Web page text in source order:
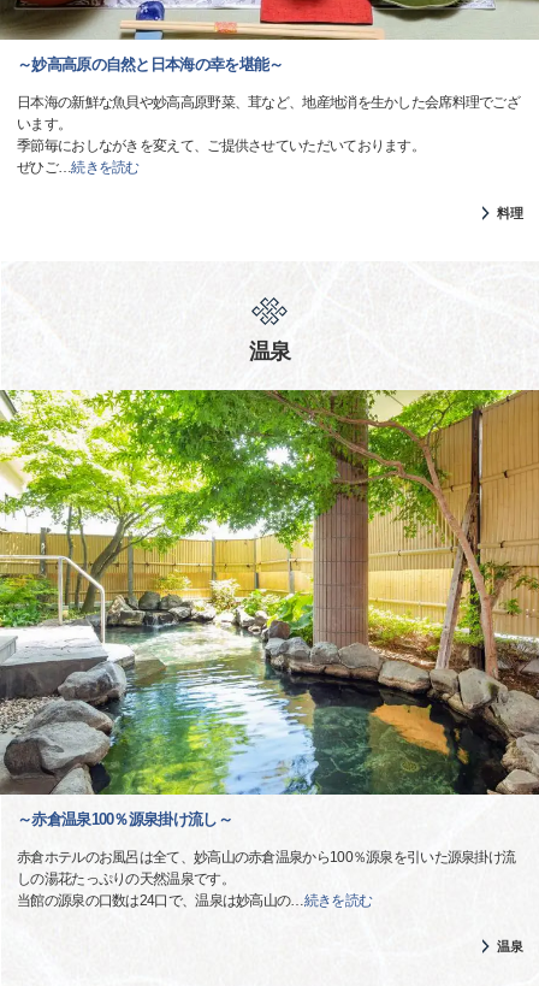
～妙高高原の自然と日本海の幸を堪能～
日本海の新鮮な魚貝や妙高高原野菜、茸など、地産地消を生かした会席料理でござ
います。
季節毎におしながきを変えて、ご提供させていただいております。
ぜひご…続きを読む
料理
温泉
～赤倉温泉100％源泉掛け流し～
赤倉ホテルのお風呂は全て、妙高山の赤倉温泉から100％源泉を引いた源泉掛け流
しの湯花たっぷりの天然温泉です。
当館の源泉の口数は24口で、温泉は妙高山の…続きを読む
温泉